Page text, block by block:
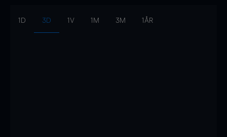
1D 3D 1V 1M 3M 1ÅR